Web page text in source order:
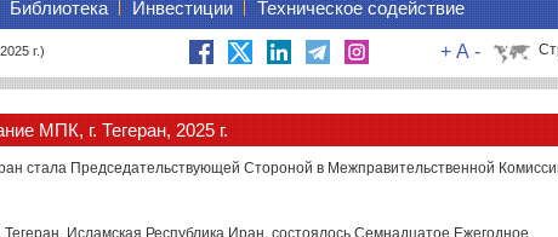
Библиотека Инвестиции Техническое содействие
г.) + A -
МПК, г. Тегеран, 2025 г.
стала Председательствующей Стороной в Межправительственной
Тегеран, Исламская Республика Иран, состоялось Семнадцатое Ежегодное